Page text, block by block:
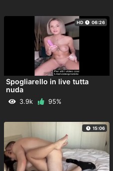
HD 06:26
Spogliarello in live tutta
nuda
3.9k 95%
15:06